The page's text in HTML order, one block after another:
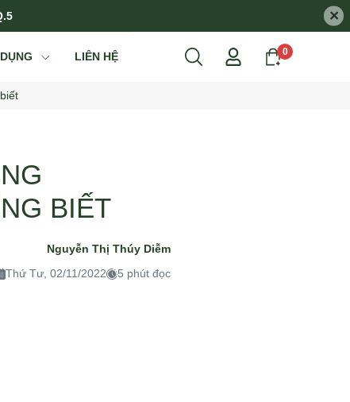
×
LIÊN HỆ 0
BIẾT
Nguyễn Thị Thúy Diễm
Thứ Tư, 02/11/2022
5 phút đọc